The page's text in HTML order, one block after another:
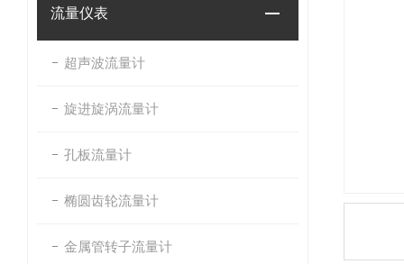
流量仪表
超声波流量计
旋进旋涡流量计
孔板流量计
椭圆齿轮流量计
金属管转子流量计